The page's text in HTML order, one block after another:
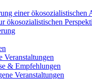
einer ökosozialistischen
ökosozialistischen
Veranstaltungen
& Empfehlungen
Veranstaltungen